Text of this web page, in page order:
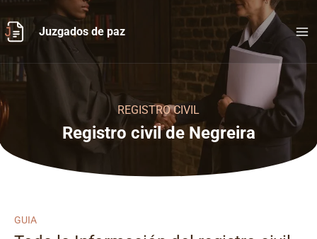
al
contenido
Juzgados de paz
REGISTRO CIVIL
Registro civil de Negreira
GUIA